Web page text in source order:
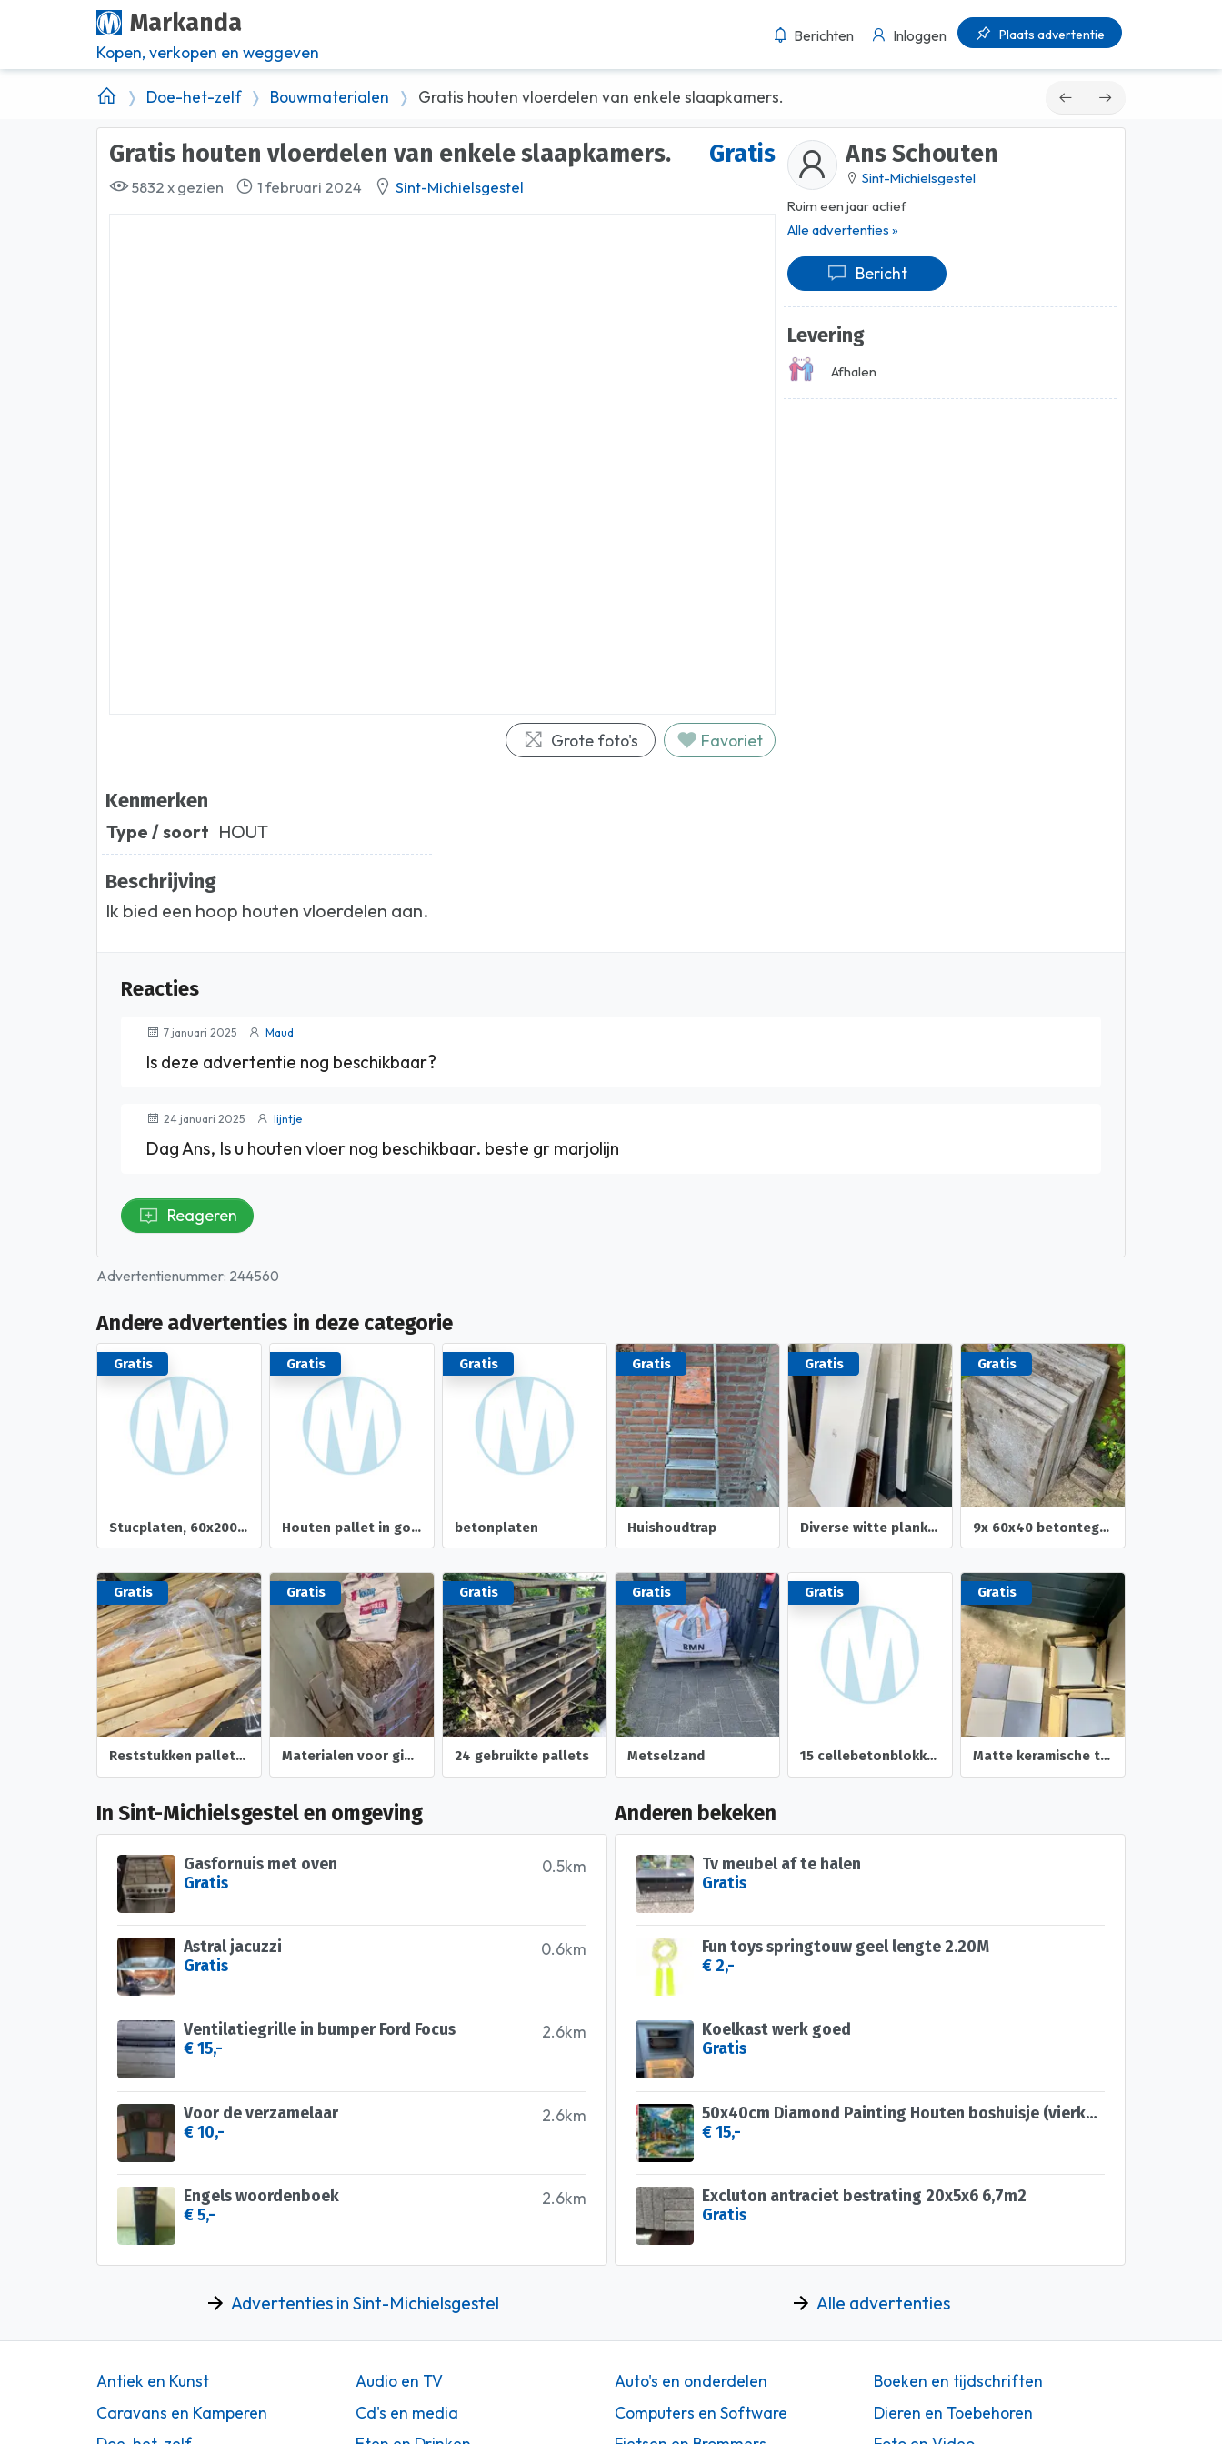
Markanda
Kopen, verkopen en weggeven
Berichten Inloggen Plaats advertentie
Doe-het-zelf Bouwmaterialen Gratis houten vloerdelen van enkele slaapkamers.
Gratis
Gratis houten vloerdelen van enkele slaapkamers.
5832 x gezien 1 februari 2024 Sint-Michielsgestel
Favoriet
Grote foto's
Ans Schouten
Sint-Michielsgestel
Ruim een jaar actief
Alle advertenties »
Bericht
Levering
Afhalen
Kenmerken
Type / soort HOUT
Beschrijving
Ik bied een hoop houten vloerdelen aan.
Reacties
7 januari 2025 Maud
Is deze advertentie nog beschikbaar?
24 januari 2025 lijntje
Dag Ans, Is u houten vloer nog beschikbaar. beste gr marjolijn
Reageren
Advertentienummer: 244560
Andere advertenties in deze categorie
Gratis
Stucplaten, 60x200, 7 stuks
Gratis
Houten pallet in goede staat
Gratis
betonplaten
Gratis
Huishoudtrap
Gratis
Diverse witte planken
Gratis
9x 60x40 betontegels
Gratis
Reststukken pallethout
Gratis
Materialen voor gipswand
Gratis
24 gebruikte pallets
Gratis
Metselzand
Gratis
15 cellebetonblokken
Gratis
Matte keramische tegels 20x20
In Sint-Michielsgestel en omgeving
0.5km
Gasfornuis met oven
Gratis
0.6km
Astral jacuzzi
Gratis
2.6km
Ventilatiegrille in bumper Ford Focus
€ 15,-
2.6km
Voor de verzamelaar
€ 10,-
2.6km
Engels woordenboek
€ 5,-
Advertenties in Sint-Michielsgestel
Anderen bekeken
Tv meubel af te halen
Gratis
Fun toys springtouw geel lengte 2.20M
€ 2,-
Koelkast werk goed
Gratis
50x40cm Diamond Painting Houten boshuisje (vierkant) nr 45
€ 15,-
Excluton antraciet bestrating 20x5x6 6,7m2
Gratis
Alle advertenties
Antiek en Kunst Audio en TV Auto's en onderdelen
Boeken en tijdschriften
Caravans en Kamperen
Cd's en media Computers en Software
Dieren en Toebehoren